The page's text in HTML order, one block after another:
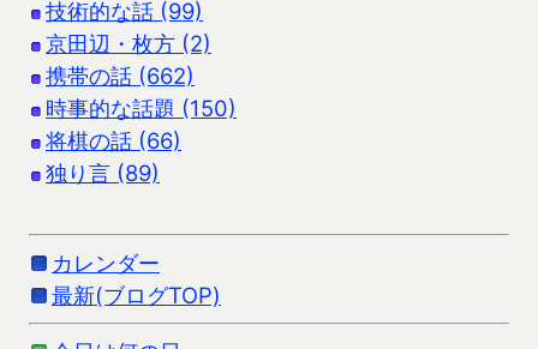
技術的な話 (99)
京田辺・枚方 (2)
携帯の話 (662)
時事的な話題 (150)
将棋の話 (66)
独り言 (89)
カレンダー
最新(ブログTOP)